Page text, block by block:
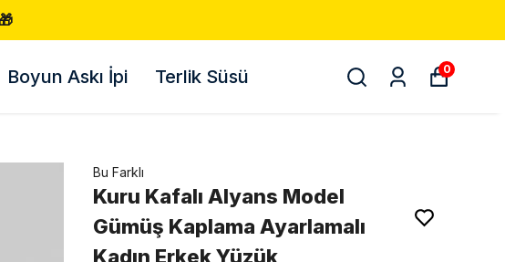
ÜCRETSIZ KARGO! 📦
Boyun Askı İpi Terlik Süsü 0
Bu Farklı
Kuru Kafalı Alyans Model
Gümüş Kaplama Ayarlamalı
Kadın Erkek Yüzük